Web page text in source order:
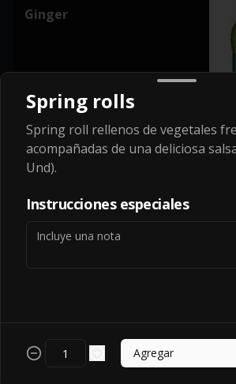
Ginger
$10.500
HIghtball
HIGHBALL
$385.000
Spring rolls
Spring roll rellenos de vegetales
acompañadas de una deliciosa
Und).
Instrucciones especiales
Agregar